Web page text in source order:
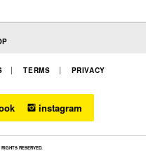
TERMS PRIVACY
instagram
RESERVED.